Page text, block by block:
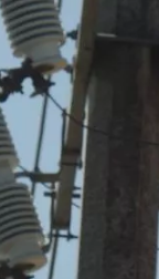
Polymer Fuse Cutout, Drop out Fuses 12 Kv 300A